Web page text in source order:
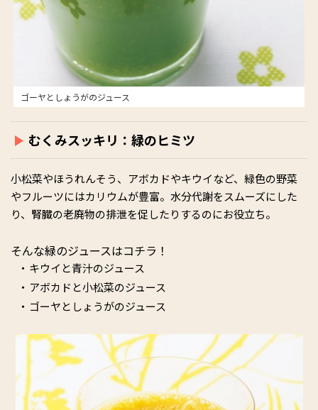
ゴーヤとしょうがのジュース
むくみスッキリ：緑のヒミツ
小松菜やほうれんそう、アボカドやキウイなど、緑色の野菜
やフルーツにはカリウムが豊富。水分代謝をスムーズにした
り、腎臓の老廃物の排泄を促したりするのにお役立ち。
そんな緑のジュースはコチラ！
キウイと青汁のジュース
アボカドと小松菜のジュース
ゴーヤとしょうがのジュース